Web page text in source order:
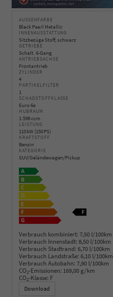
AUSSENFARBE
Black Pearl Metallic
INNENAUSSTATTUNG
Sitzbezüge Stoff, schwarz
GETRIEBE
Schalt. 6-Gang
ANTRIEBSACHSE
Frontantrieb
ZYLINDER
4
PARTIKELFILTER
1
SCHADSTOFFKLASSE
Euro 6e
HUBRAUM
1.598 ccm
LEISTUNG
110 kW (150 PS)
KRAFTSTOFF
Benzin
KATEGORIE
SUV/Geländewagen/Pickup
Verbrauch kombiniert: 7,50 l/100km
Verbrauch Innenstadt: 8,50 l/100km
Verbrauch Stadtrand: 6,70 l/100km
Verbrauch Landstraße: 6,10 l/100km
Verbrauch Autobahn: 7,90 l/100km
CO2-Emissionen: 169,00 g/km
CO2-Klasse: F
Download